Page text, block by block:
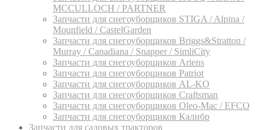
MCCULLOCH / PARTNER
Запчасти для снегоуборщиков STIGA / Alpina /
Mounfield / CastelGarden
Запчасти для снегоуборщиков Briggs&Stratton /
Murray / Canadiana / Snapper / SimliCity
Запчасти для снегоуборщиков Ariens
Запчасти для снегоуборщиков Patriot
Запчасти для снегоуборщиков AL-KO
Запчасти для снегоуборщиков Craftsman
Запчасти для снегоуборщиков Oleo-Mac / EFCO
Запчасти для снегоуборщиков Калибр
Запчасти для садовых тракторов